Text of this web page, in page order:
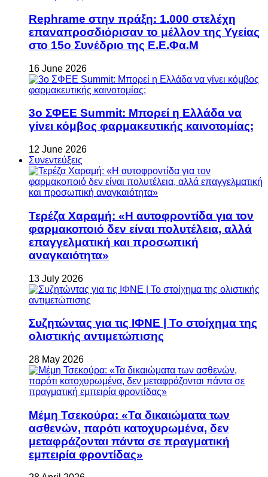
Rephrame στην πράξη: 1.000 στελέχη
επαναπροσδιόρισαν το μέλλον της Υγείας
στο 15ο Συνέδριο της Ε.Ε.Φα.Μ
16 June 2026
3ο ΣΦΕΕ Summit: Μπορεί η Ελλάδα να
γίνει κόμβος φαρμακευτικής καινοτομίας;
12 June 2026
Συνεντεύξεις
Τερέζα Χαραμή: «Η αυτοφροντίδα για τον
φαρμακοποιό δεν είναι πολυτέλεια, αλλά
επαγγελματική και προσωπική
αναγκαιότητα»
13 July 2026
Συζητώντας για τις ΙΦΝΕ | Το στοίχημα της
ολιστικής αντιμετώπισης
28 May 2026
Μέμη Τσεκούρα: «Τα δικαιώματα των
ασθενών, παρότι κατοχυρωμένα, δεν
μεταφράζονται πάντα σε πραγματική
εμπειρία φροντίδας»